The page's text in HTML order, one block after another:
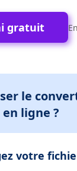
gratuit
le
en ligne ?
votre